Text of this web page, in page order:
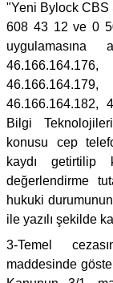
"Yeni Bylock
608 43 12 ve 0
uygulamasına
46.166.164.182,
Bilgi
konusu cep
kaydı getirtilip
değerlendirme
hukuki
ile yazılı şekilde
3-Temel
maddesinde